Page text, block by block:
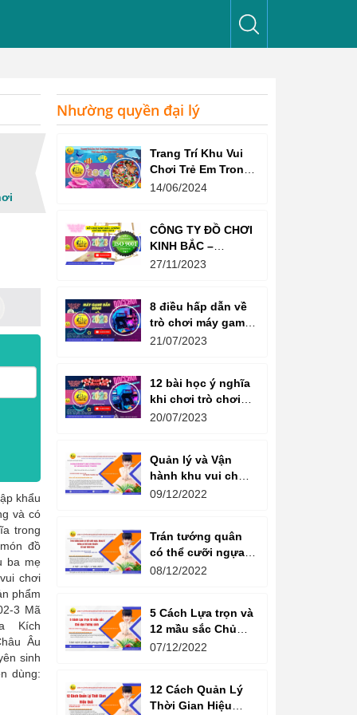
khẩu
và có
trong
đồ
ba mẹ
chơi
phẩm
3 Mã
Kích
Âu
sinh
dùng:
Nhường quyền đại lý
Trang Trí Khu Vui
Chơi Trẻ Em Trong
Nhà Như Thế Nào
14/06/2024
CÔNG TY ĐỒ CHƠI
KINH BẮC –
CHỨNG CHỈ ISO
27/11/2023
8 điều hấp dẫn về
trò chơi máy game
bắn súng
21/07/2023
12 bài học ý nghĩa
khi chơi trò chơi
máy game đua xe
20/07/2023
Quản lý và Vận
hành khu vui chơi
giải trí -
amusement parks
09/12/2022
Trán tướng quân
có thể cưỡi ngựa,
Bụng tể tướng có
08/12/2022
5 Cách Lựa trọn và
12 mầu sắc Chủ
đạo Tương sinh
năng lượng
07/12/2022
12 Cách Quản Lý
Thời Gian Hiệu